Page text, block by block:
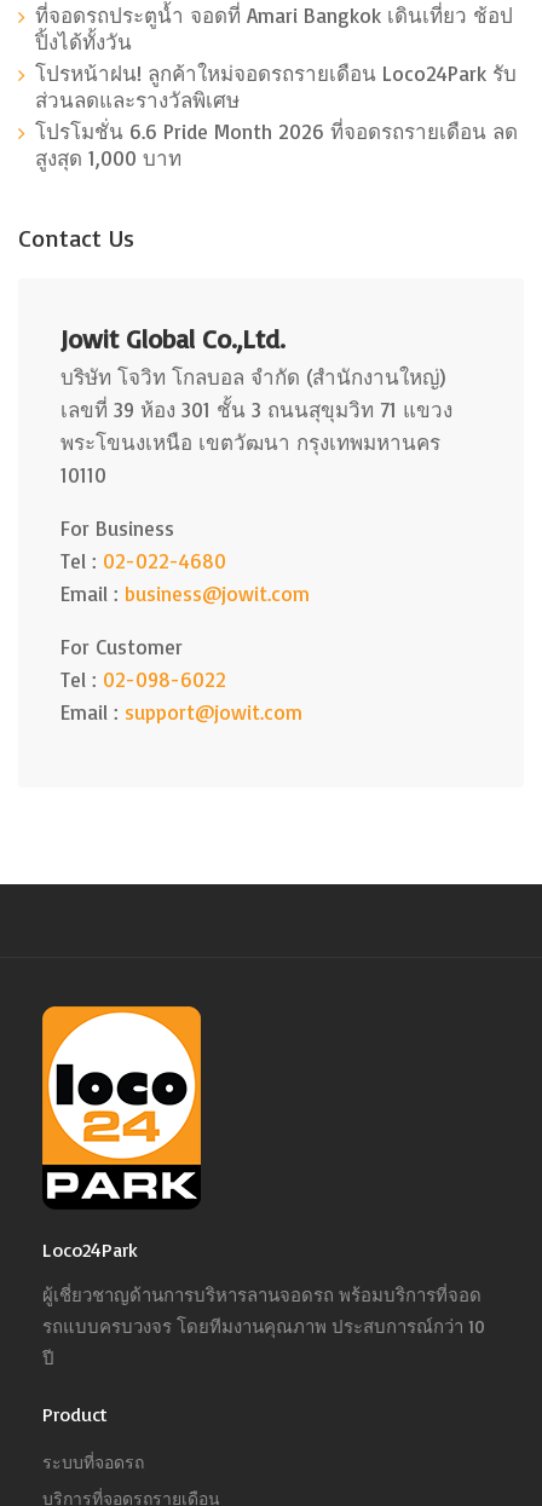
ที่จอดรถประตูน้ำ จอดที่ Amari Bangkok เดินเที่ยว ช้อป
ปิ้งได้ทั้งวัน
โปรหน้าฝน! ลูกค้าใหม่จอดรถรายเดือน Loco24Park รับ
ส่วนลดและรางวัลพิเศษ
โปรโมชั่น 6.6 Pride Month 2026 ที่จอดรถรายเดือน ลด
สูงสุด 1,000 บาท
Contact Us
Jowit Global Co.,Ltd.
บริษัท โจวิท โกลบอล จำกัด (สำนักงานใหญ่)
เลขที่ 39 ห้อง 301 ชั้น 3 ถนนสุขุมวิท 71 แขวง
พระโขนงเหนือ เขตวัฒนา กรุงเทพมหานคร
10110
For Business
Tel : 02-022-4680
Email : business@jowit.com
For Customer
Tel : 02-098-6022
Email : support@jowit.com
Loco24Park
ผู้เชี่ยวชาญด้านการบริหารลานจอดรถ พร้อมบริการที่จอด
รถแบบครบวงจร โดยทีมงานคุณภาพ ประสบการณ์กว่า 10
ปี
Product
ระบบที่จอดรถ
บริการที่จอดรถรายเดือน